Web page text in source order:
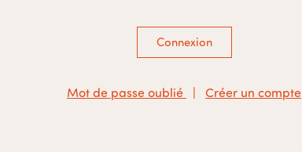
Connexion
Mot de passe oublié Créer un compte